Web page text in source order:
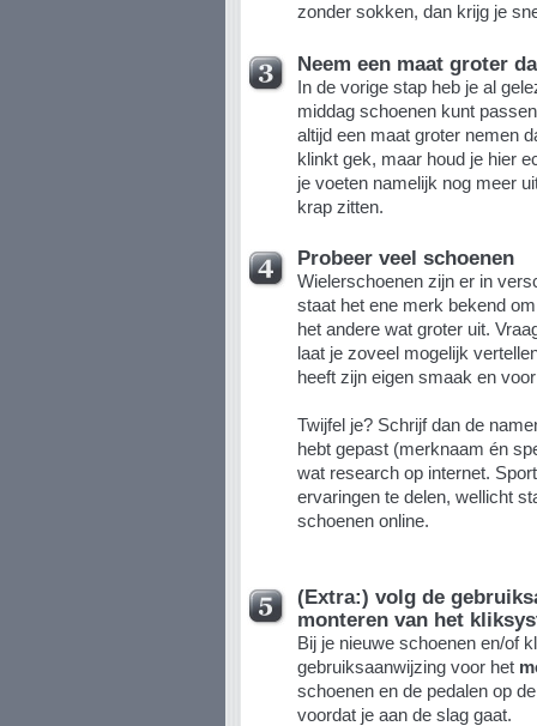
zonder sokken, dan krijg je
Neem een maat groter
In de vorige stap heb je al
middag schoenen kunt
altijd een maat groter nemen
klinkt gek, maar houd je hier
je voeten namelijk nog meer
krap zitten.
Probeer veel schoenen
Wielerschoenen zijn er in
staat het ene merk bekend
het andere wat groter uit.
laat je zoveel mogelijk
heeft zijn eigen smaak en
Twijfel je? Schrijf dan de
hebt gepast (merknaam én
wat research op internet.
ervaringen te delen, wellicht
schoenen online.
(Extra:) volg de
monteren van het
Bij je nieuwe schoenen en/of
gebruiksaanwijzing voor het
schoenen en de pedalen op
voordat je aan de slag gaat.